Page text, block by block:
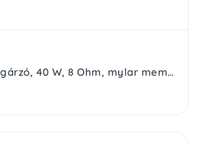
SAL DT 21 dómsugárzó, 40 W, 8 Ohm, mylar membrán, 2x0,6 Oz mágnes